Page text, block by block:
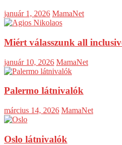
január 1, 2026 MamaNet
Miért válasszunk all
január 10, 2026 MamaNet
Palermo látnivalók
március 14, 2026 MamaNet
Oslo látnivalók